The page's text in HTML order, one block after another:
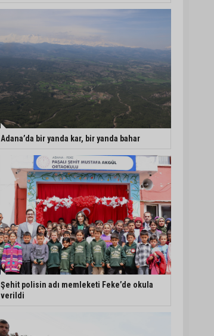
Adana’da bir yanda kar, bir yanda bahar
Şehit polisin adı memleketi Feke’de okula
verildi